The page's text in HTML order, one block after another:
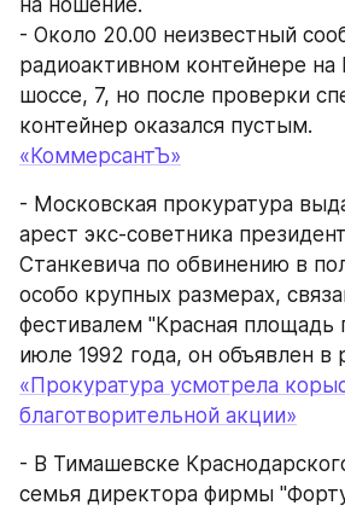
на ношение.
- Около 20.00 неизвестный
радиоактивном контейнере
шоссе, 7, но после проверки
контейнер оказался пустым.
«КоммерсантЪ»
- Московская прокуратура
арест экс-советника
Станкевича по обвинению в
особо крупных размерах,
фестивалем "Красная площадь
июле 1992 года, он объявлен в
«Прокуратура усмотрела
благотворительной акции»
- В Тимашевске
семья директора фирмы